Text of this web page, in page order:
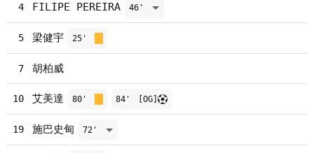
4 FILIPE PEREIRA 46'
5 梁健宇 25'
7 胡柏威
10 艾美達 80' 84' [OG]
19 施巴史甸 72'